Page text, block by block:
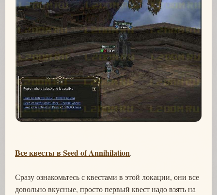
Все квесты в Seed of Annihilation.
Сразу ознакомьтесь с квестами в этой локации, они все
довольно вкусные, просто первый квест надо взять на